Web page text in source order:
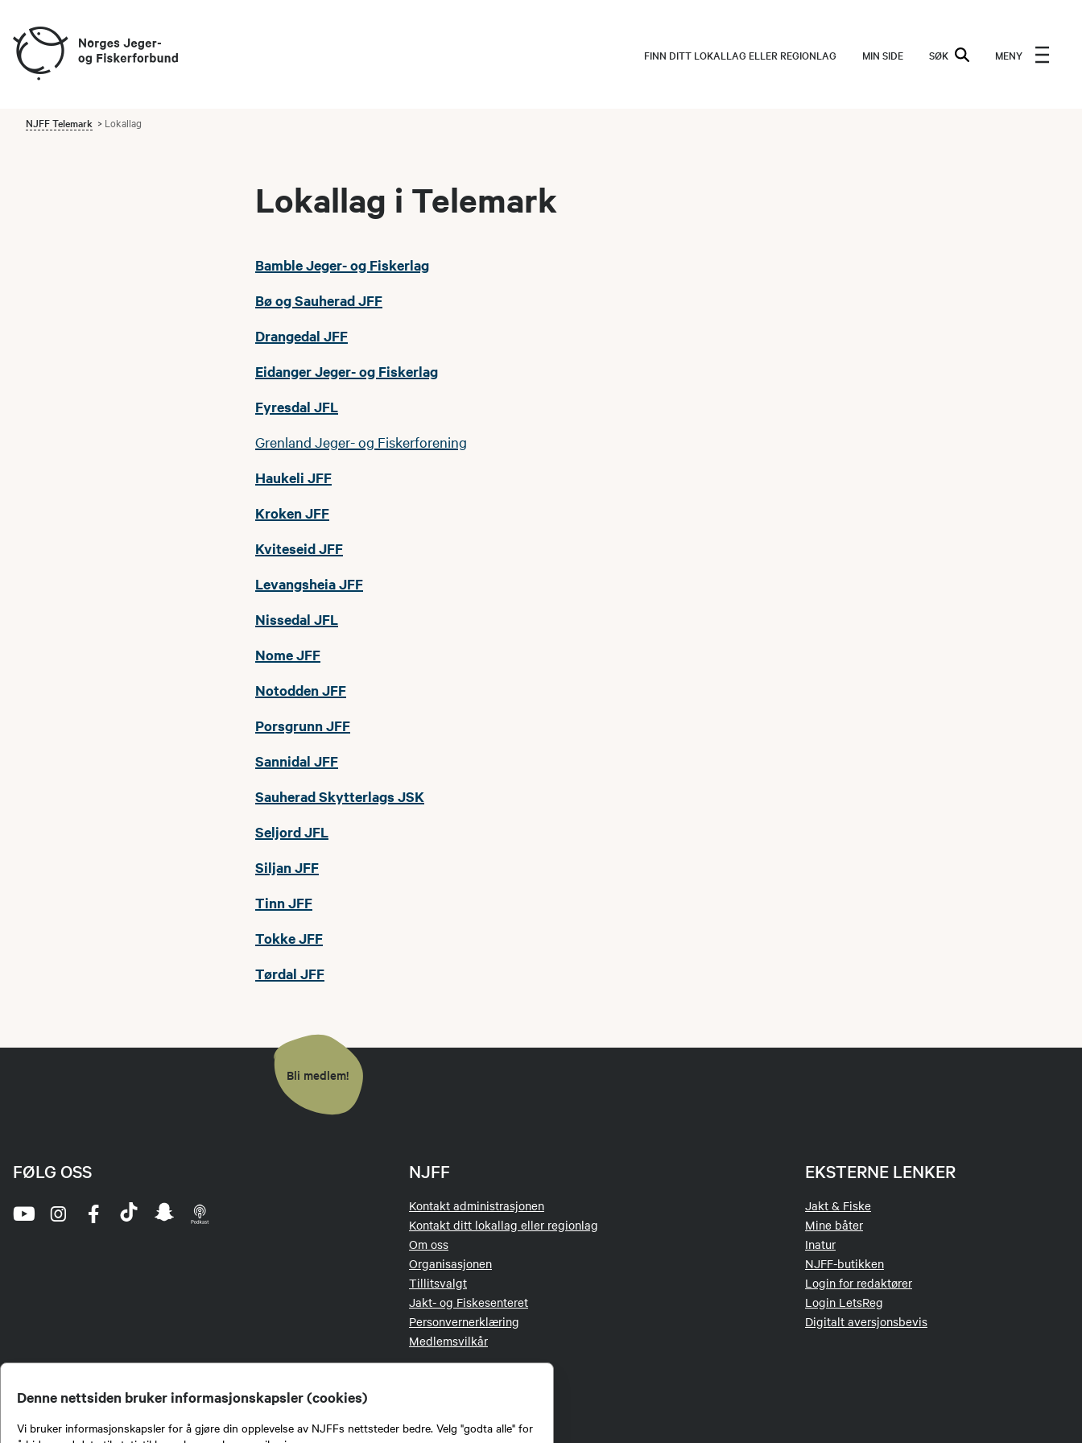
Denne nettsiden bruker informasjonskapsler (cookies)
Vi bruker informasjonskapsler for å gjøre din opplevelse av NJFFs nettsteder bedre. Velg "godta alle" for
FINN DITT LOKALLAG ELLER REGIONLAG MIN SIDE SØK MENY
NJFF Telemark Lokallag
Lokallag i Telemark
Bamble Jeger- og Fiskerlag
Bø og Sauherad JFF
Drangedal JFF
Eidanger Jeger- og Fiskerlag
Fyresdal JFL
Grenland Jeger- og Fiskerforening
Haukeli JFF
Kroken JFF
Kviteseid JFF
Levangsheia JFF
Nissedal JFL
Nome JFF
Notodden JFF
Porsgrunn JFF
Sannidal JFF
Sauherad Skytterlags JSK
Seljord JFL
Siljan JFF
Tinn JFF
Tokke JFF
Tørdal JFF
Bli medlem!
NJFF
Kontakt administrasjonen
Kontakt ditt lokallag eller regionlag
Om oss
Organisasjonen
Tillitsvalgt
Jakt- og Fiskesenteret
Personvernerklæring
Medlemsvilkår
EKSTERNE LENKER
Jakt & Fiske
Mine båter
Inatur
NJFF-butikken
Login for redaktører
Login LetsReg
Digitalt aversjonsbevis
FØLG OSS